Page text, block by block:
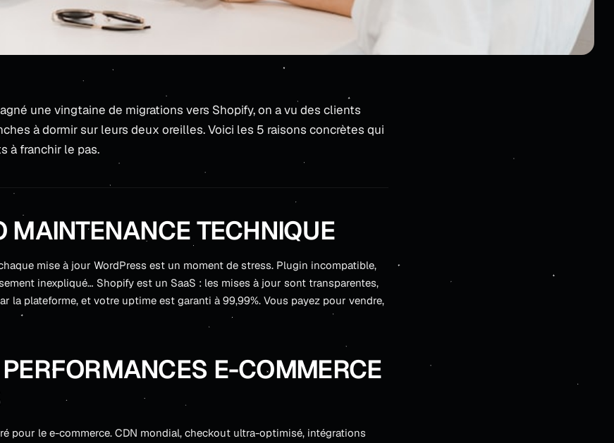
une vingtaine de migrations vers Shopify, on a vu des clients
à dormir sur leurs deux oreilles. Voici les 5 raisons concrètes qui
à franchir le pas.
MAINTENANCE TECHNIQUE
mise à jour WordPress est un moment de stress. Plugin incompatible,
inexpliqué… Shopify est un SaaS : les mises à jour sont transparentes,
la plateforme, et votre uptime est garanti à 99,99%. Vous payez pour vendre,
E-COMMERCE
pour le e-commerce. CDN mondial, checkout ultra-optimisé, intégrations